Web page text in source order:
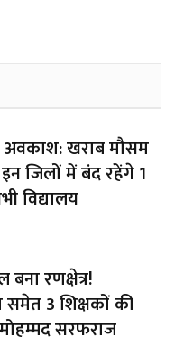
अवकाश: खराब मौसम
जिलों में बंद रहेंगे 1
विद्यालय
रणक्षेत्र!
समेत 3 शिक्षकों की
सरफराज